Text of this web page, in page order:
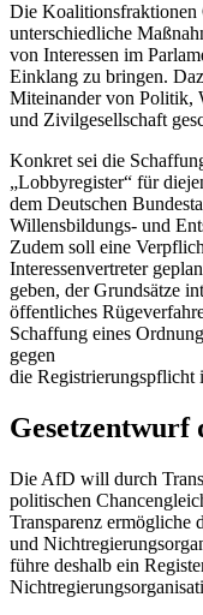
Die
unterschiedliche
von Interessen im
Einklang zu bringen.
Miteinander von Politik,
und Zivilgesellschaft
Konkret sei die
„Lobbyregister“ für
dem Deutschen
Willensbildungs- und
Zudem soll eine
Interessenvertreter
geben, der Grundsätze
öffentliches
Schaffung eines
gegen
die Registrierungspflicht
Gesetzentwurf
Die AfD will durch
politischen
Transparenz
und
führe deshalb ein